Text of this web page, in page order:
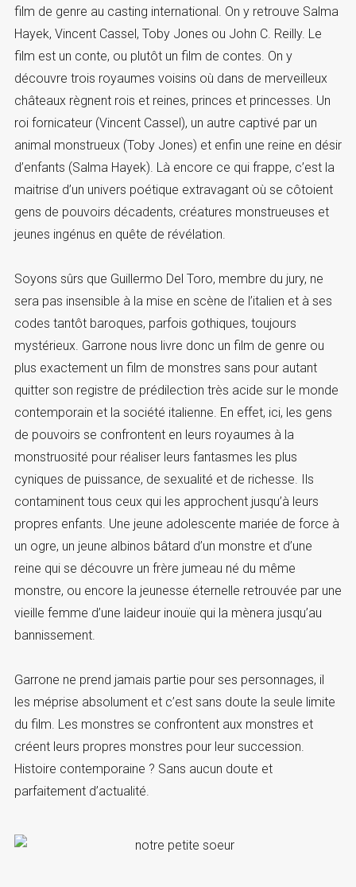
film de genre au casting international. On y retrouve Salma
Hayek, Vincent Cassel, Toby Jones ou John C. Reilly. Le
film est un conte, ou plutôt un film de contes. On y
découvre trois royaumes voisins où dans de merveilleux
châteaux règnent rois et reines, princes et princesses. Un
roi fornicateur (Vincent Cassel), un autre captivé par un
animal monstrueux (Toby Jones) et enfin une reine en désir
d’enfants (Salma Hayek). Là encore ce qui frappe, c’est la
maitrise d’un univers poétique extravagant où se côtoient
gens de pouvoirs décadents, créatures monstrueuses et
jeunes ingénus en quête de révélation.
Soyons sûrs que Guillermo Del Toro, membre du jury, ne
sera pas insensible à la mise en scène de l’italien et à ses
codes tantôt baroques, parfois gothiques, toujours
mystérieux. Garrone nous livre donc un film de genre ou
plus exactement un film de monstres sans pour autant
quitter son registre de prédilection très acide sur le monde
contemporain et la société italienne. En effet, ici, les gens
de pouvoirs se confrontent en leurs royaumes à la
monstruosité pour réaliser leurs fantasmes les plus
cyniques de puissance, de sexualité et de richesse. Ils
contaminent tous ceux qui les approchent jusqu’à leurs
propres enfants. Une jeune adolescente mariée de force à
un ogre, un jeune albinos bâtard d’un monstre et d’une
reine qui se découvre un frère jumeau né du même
monstre, ou encore la jeunesse éternelle retrouvée par une
vieille femme d’une laideur inouïe qui la mènera jusqu’au
bannissement.
Garrone ne prend jamais partie pour ses personnages, il
les méprise absolument et c’est sans doute la seule limite
du film. Les monstres se confrontent aux monstres et
créent leurs propres monstres pour leur succession.
Histoire contemporaine ? Sans aucun doute et
parfaitement d’actualité.